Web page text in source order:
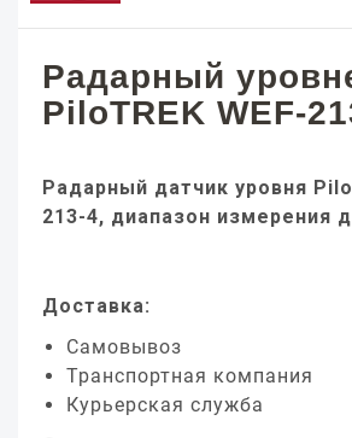
Радарный
PiloTREK WEF-
Радарный датчик уровня
213-4, диапазон измерения
Доставка:
Самовывоз
Транспортная компания
Курьерская служба